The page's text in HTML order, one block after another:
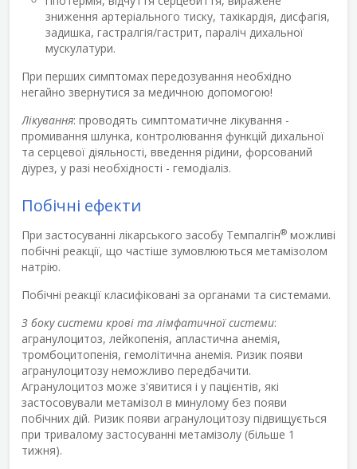
зниження артеріального тиску, тахікардія, дисфагія,
задишка, гастралгія/гастрит, параліч дихальної
мускулатури.
При перших симптомах передозування необхідно
негайно звернутися за медичною допомогою!
Лікування: проводять симптоматичне лікування -
промивання шлунка, контролювання функцій дихальної
та серцевої діяльності, введення рідини, форсований
діурез, у разі необхідності - гемодіаліз.
Побічні ефекти
При застосуванні лікарського засобу Темпалгін® можливі
побічні реакції, що частіше зумовлюються метамізолом
натрію.
Побічні реакції класифіковані за органами та системами.
З боку системи крові та лімфатичної системи:
агранулоцитоз, лейкопенія, апластична анемія,
тромбоцитопенія, гемолітична анемія. Ризик появи
агранулоцитозу неможливо передбачити.
Агранулоцитоз може з'явитися і у пацієнтів, які
застосовували метамізол в минулому без появи
побічних дій. Ризик появи агранулоцитозу підвищується
при тривалому застосуванні метамізолу (більше 1
тижня).